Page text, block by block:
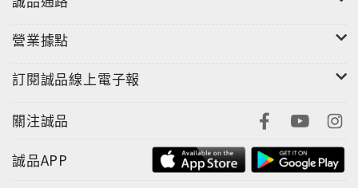
營業據點
訂閱誠品線上電子報
關注誠品
誠品APP